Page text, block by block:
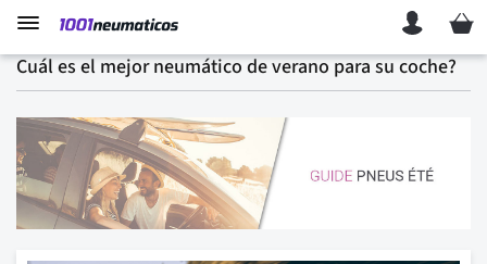
Mi
Cuál es el mejor neumático de verano para su coche?